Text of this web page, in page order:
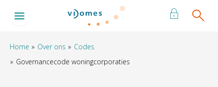
Naar de homepage
Ga naar Hoofd
Home Over ons
Codes
Governancecode woningcorporaties